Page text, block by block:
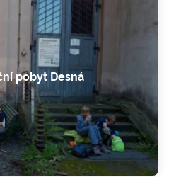
pobyt Desná